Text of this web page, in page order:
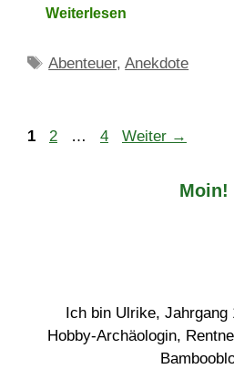
Weiterlesen
Schlagwörter
Abenteuer,Anekdote
Seite
1 Seite
2 … Seite
4 Weiter →
Moin!
Ich bin Ulrike, Jahrgang
Hobby-Archäologin,